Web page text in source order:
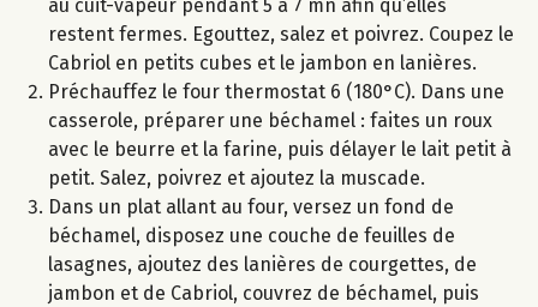
au cuit-vapeur pendant 5 à 7 mn afin qu’elles
restent fermes. Egouttez, salez et poivrez. Coupez le
Cabriol en petits cubes et le jambon en lanières.
Préchauffez le four thermostat 6 (180°C). Dans une
casserole, préparer une béchamel : faites un roux
avec le beurre et la farine, puis délayer le lait petit à
petit. Salez, poivrez et ajoutez la muscade.
Dans un plat allant au four, versez un fond de
béchamel, disposez une couche de feuilles de
lasagnes, ajoutez des lanières de courgettes, de
jambon et de Cabriol, couvrez de béchamel, puis